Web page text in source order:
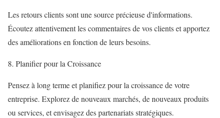
Les retours clients sont une source précieuse d'informations.
Écoutez attentivement les commentaires de vos clients et apportez
des améliorations en fonction de leurs besoins.
8. Planifier pour la Croissance
Pensez à long terme et planifiez pour la croissance de votre
entreprise. Explorez de nouveaux marchés, de nouveaux produits
ou services, et envisagez des partenariats stratégiques.